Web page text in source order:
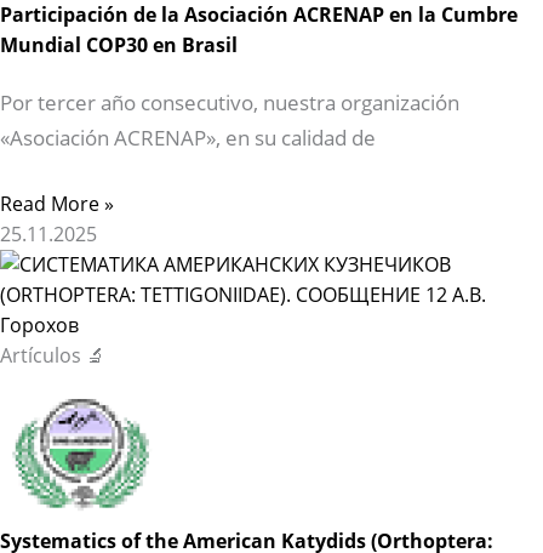
Participación de la Asociación ACRENAP en la Cumbre
Mundial COP30 en Brasil
Por tercer año consecutivo, nuestra organización
«Asociación ACRENAP», en su calidad de
Read More »
25.11.2025
Artículos 🔬
Systematics of the American Katydids (Orthoptera: